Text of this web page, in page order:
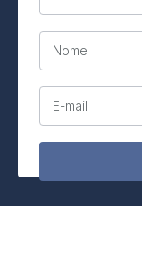
Nome
E-mail